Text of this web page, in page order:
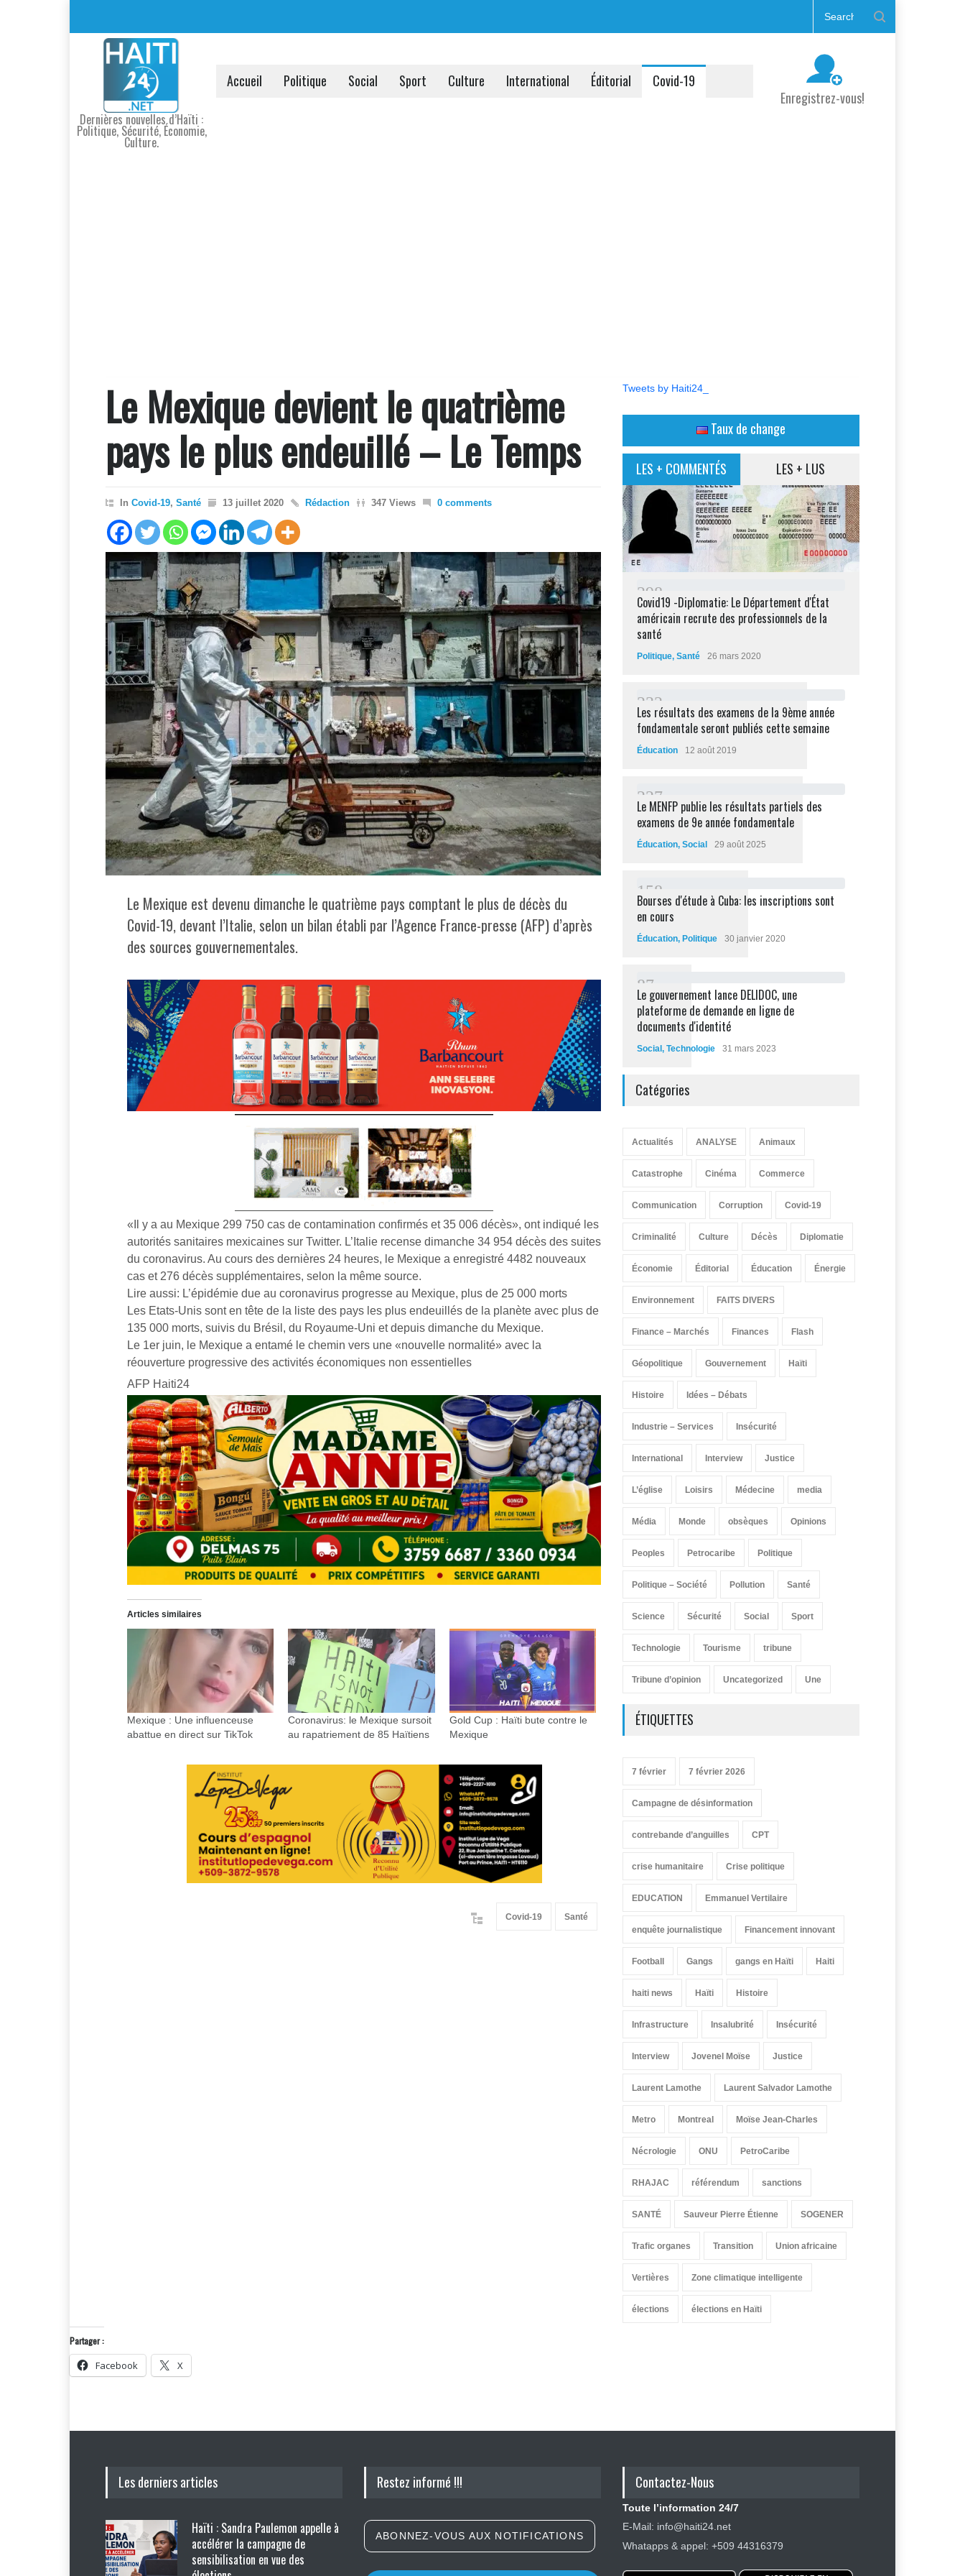
Dernières nouvelles d’Haïti :
Politique, Sécurité, Économie,
Culture.
Accueil Politique Social Sport Culture International Éditorial
Covid-19
Enregistrez-vous!
Le Mexique devient le quatrième
pays le plus endeuillé – Le Temps
In Covid-19, Santé 13 juillet 2020 Rédaction 347 Views 0 comments
Le Mexique est devenu dimanche le quatrième pays comptant le plus de décès du
Covid-19, devant l’Italie, selon un bilan établi par l’Agence France-presse (AFP) d’après
des sources gouvernementales.
«Il y a au Mexique 299 750 cas de contamination confirmés et 35 006 décès», ont indiqué les
autorités sanitaires mexicaines sur Twitter. L’Italie recense dimanche 34 954 décès des suites
du coronavirus. Au cours des dernières 24 heures, le Mexique a enregistré 4482 nouveaux
cas et 276 décès supplémentaires, selon la même source.
Lire aussi: L’épidémie due au coronavirus progresse au Mexique, plus de 25 000 morts
Les Etats-Unis sont en tête de la liste des pays les plus endeuillés de la planète avec plus de
135 000 morts, suivis du Brésil, du Royaume-Uni et depuis dimanche du Mexique.
Le 1er juin, le Mexique a entamé le chemin vers une «nouvelle normalité» avec la
réouverture progressive des activités économiques non essentielles
AFP Haiti24
Articles similaires
Mexique : Une influenceuse
abattue en direct sur TikTok
Coronavirus: le Mexique sursoit
au rapatriement de 85 Haïtiens
Gold Cup : Haïti bute contre le
Mexique
Covid-19 Santé
Tweets by Haiti24_
Taux de change
LES + COMMENTÉS LES + LUS
298
Covid19 -Diplomatie: Le Département d'État
américain recrute des professionnels de la
santé
Politique, Santé 26 mars 2020
232
Les résultats des examens de la 9ème année
fondamentale seront publiés cette semaine
Éducation 12 août 2019
227
Le MENFP publie les résultats partiels des
examens de 9e année fondamentale
Éducation, Social 29 août 2025
1 58
Bourses d'étude à Cuba: les inscriptions sont
en cours
Éducation, Politique 30 janvier 2020
87
Le gouvernement lance DELIDOC, une
plateforme de demande en ligne de
documents d'identité
Social , Technologie 31 mars 2023
Catégories
Actualités ANALYSE Animaux
Catastrophe Cinéma Commerce
Communication Corruption Covid-19
Criminalité Culture Décès Diplomatie
Économie Éditorial Éducation Énergie
Environnement FAITS DIVERS
Finance – Marchés Finances Flash
Géopolitique Gouvernement Haïti
Histoire Idées – Débats
Industrie – Services Insécurité
International Interview Justice
L’église Loisirs Médecine media
Média Monde obsèques Opinions
Peoples Petrocaribe Politique
Politique – Société Pollution Santé
Science Sécurité Social Sport
Technologie Tourisme tribune
Tribune d’opinion Uncategorized Une
ÉTIQUETTES
7 février 7 février 2026
Campagne de désinformation
contrebande d’anguilles CPT
crise humanitaire Crise politique
EDUCATION Emmanuel Vertilaire
enquête journalistique Financement innovant
Football Gangs gangs en Haïti Haiti
haiti news Haïti Histoire
Infrastructure Insalubrité Insécurité
Interview Jovenel Moïse Justice
Laurent Lamothe Laurent Salvador Lamothe
Metro Montreal Moïse Jean-Charles
Nécrologie ONU PetroCaribe
RHAJAC référendum sanctions
SANTÉ Sauveur Pierre Étienne SOGENER
Trafic organes Transition Union africaine
Vertières Zone climatique intelligente
élections élections en Haïti
Partager :
Facebook X
Les derniers articles
Haïti : Sandra Paulemon appelle à
accélérer la campagne de
sensibilisation en vue des
Restez informé !!!
ABONNEZ-VOUS AUX NOTIFICATIONS
Contactez-Nous
Toute l’information 24/7
E-Mail: info@haiti24.net
Whatapps & appel: +509 44316379